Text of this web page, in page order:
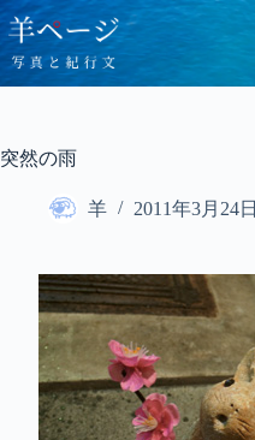
コ
ン
テ
ン
ス
突然の雨
羊 2011年3月24日